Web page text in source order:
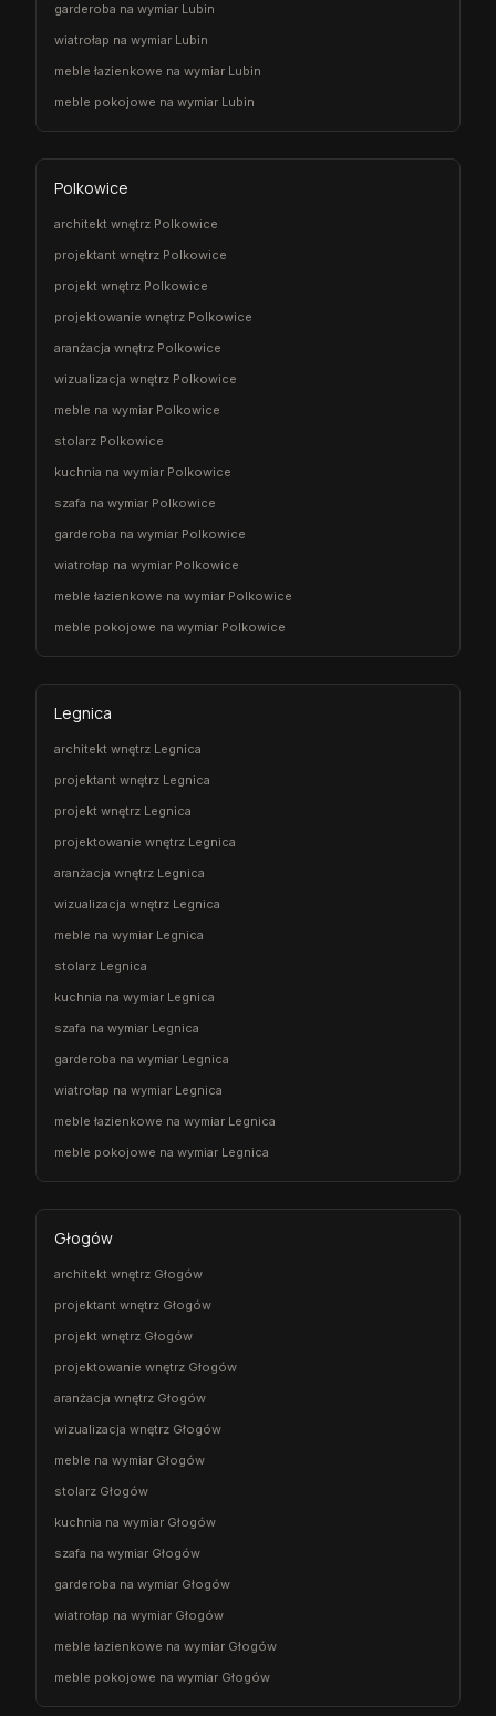
garderoba na wymiar Lubin
wiatrołap na wymiar Lubin
meble łazienkowe na wymiar Lubin
meble pokojowe na wymiar Lubin
Polkowice
architekt wnętrz Polkowice
projektant wnętrz Polkowice
projekt wnętrz Polkowice
projektowanie wnętrz Polkowice
aranżacja wnętrz Polkowice
wizualizacja wnętrz Polkowice
meble na wymiar Polkowice
stolarz Polkowice
kuchnia na wymiar Polkowice
szafa na wymiar Polkowice
garderoba na wymiar Polkowice
wiatrołap na wymiar Polkowice
meble łazienkowe na wymiar Polkowice
meble pokojowe na wymiar Polkowice
Legnica
architekt wnętrz Legnica
projektant wnętrz Legnica
projekt wnętrz Legnica
projektowanie wnętrz Legnica
aranżacja wnętrz Legnica
wizualizacja wnętrz Legnica
meble na wymiar Legnica
stolarz Legnica
kuchnia na wymiar Legnica
szafa na wymiar Legnica
garderoba na wymiar Legnica
wiatrołap na wymiar Legnica
meble łazienkowe na wymiar Legnica
meble pokojowe na wymiar Legnica
Głogów
architekt wnętrz Głogów
projektant wnętrz Głogów
projekt wnętrz Głogów
projektowanie wnętrz Głogów
aranżacja wnętrz Głogów
wizualizacja wnętrz Głogów
meble na wymiar Głogów
stolarz Głogów
kuchnia na wymiar Głogów
szafa na wymiar Głogów
garderoba na wymiar Głogów
wiatrołap na wymiar Głogów
meble łazienkowe na wymiar Głogów
meble pokojowe na wymiar Głogów